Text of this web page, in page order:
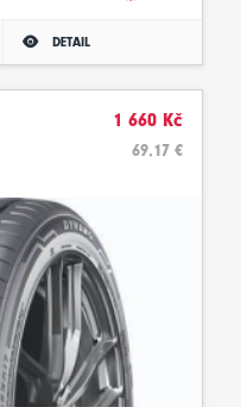
DETAIL
1 660 Kč
69.17 €